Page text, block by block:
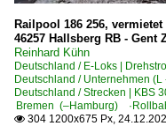
Railpool 186 256,
46257 Hallsberg RB - Gent
Reinhard Kühn
Deutschland / E-Loks |
Deutschland / Unternehmen
Deutschland / Strecken | KBS
Bremen (–Hamburg)
 304 1200x675 Px,